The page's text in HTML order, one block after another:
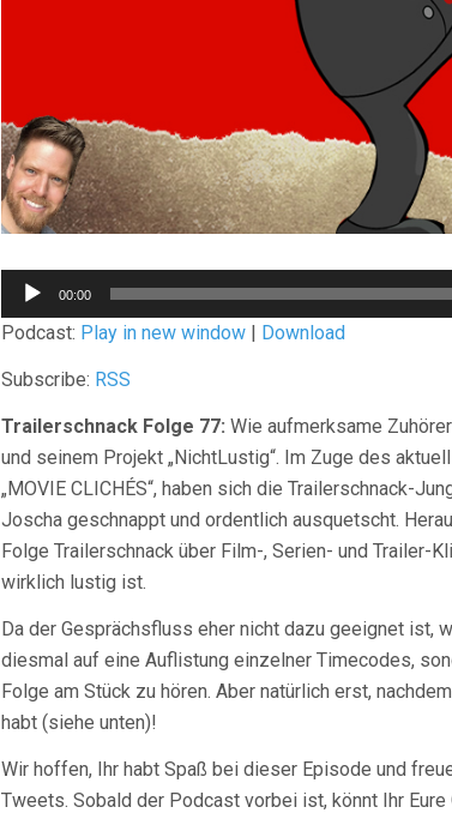
Audio-
Player
00:00
Podcast: Play in new window | Download
Subscribe: RSS
Trailerschnack Folge 77: Wie aufmerksame
und seinem Projekt „NichtLustig“. Im Zuge des
„MOVIE CLICHÉS“, haben sich die Trailerschnack-
Joscha geschnappt und ordentlich ausquetscht.
Folge Trailerschnack über Film-, Serien- und
wirklich lustig ist.
Da der Gesprächsfluss eher nicht dazu geeignet ist,
diesmal auf eine Auflistung einzelner Timecodes,
Folge am Stück zu hören. Aber natürlich erst,
habt (siehe unten)!
Wir hoffen, Ihr habt Spaß bei dieser Episode und
Tweets. Sobald der Podcast vorbei ist, könnt Ihr Eure